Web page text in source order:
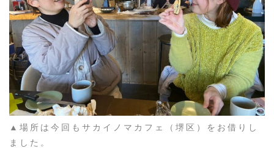
▲場所は今回もサカイノマカフェ（堺区）をお借りし
ました。